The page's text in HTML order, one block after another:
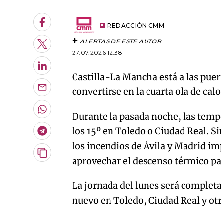
Facebook
Twitter
LinkedIn
Enviar
por
Email
Whatsapp
Telegram
Copiar
artículo
REDACCIÓN CMM
ALERTAS DE ESTE AUTOR
27.07.2026 12:38
Castilla-La Mancha está a las
convertirse en la cuarta ola de
Durante la pasada noche, las
los 15º en Toledo o Ciudad Real.
los incendios de Ávila y Madrid
aprovechar el descenso térmico
La jornada del lunes será
nuevo en Toledo, Ciudad Real y